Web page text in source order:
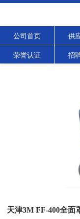
公司首页 供
荣誉认证 招
天津3M FF-400全面